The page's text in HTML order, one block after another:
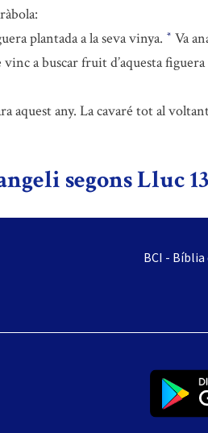
plantada a la seva vinya. * Va
a buscar fruit d’aquesta
aquest any. La cavaré tot al
segons Lluc 13
BCI -